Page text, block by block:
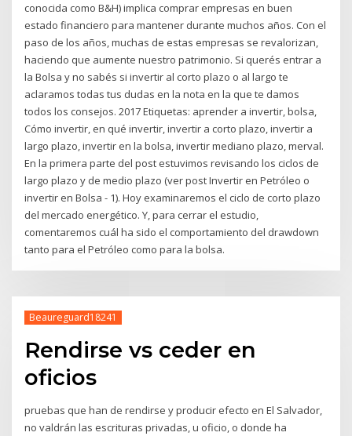
conocida como B&H) implica comprar empresas en buen
estado financiero para mantener durante muchos años. Con el
paso de los años, muchas de estas empresas se revalorizan,
haciendo que aumente nuestro patrimonio. Si querés entrar a
la Bolsa y no sabés si invertir al corto plazo o al largo te
aclaramos todas tus dudas en la nota en la que te damos
todos los consejos. 2017 Etiquetas: aprender a invertir, bolsa,
Cómo invertir, en qué invertir, invertir a corto plazo, invertir a
largo plazo, invertir en la bolsa, invertir mediano plazo, merval.
En la primera parte del post estuvimos revisando los ciclos de
largo plazo y de medio plazo (ver post Invertir en Petróleo o
invertir en Bolsa - 1). Hoy examinaremos el ciclo de corto plazo
del mercado energético. Y, para cerrar el estudio,
comentaremos cuál ha sido el comportamiento del drawdown
tanto para el Petróleo como para la bolsa.
Beaureguard18241
Rendirse vs ceder en
oficios
pruebas que han de rendirse y producir efecto en El Salvador,
no valdrán las escrituras privadas, u oficio, o donde ha